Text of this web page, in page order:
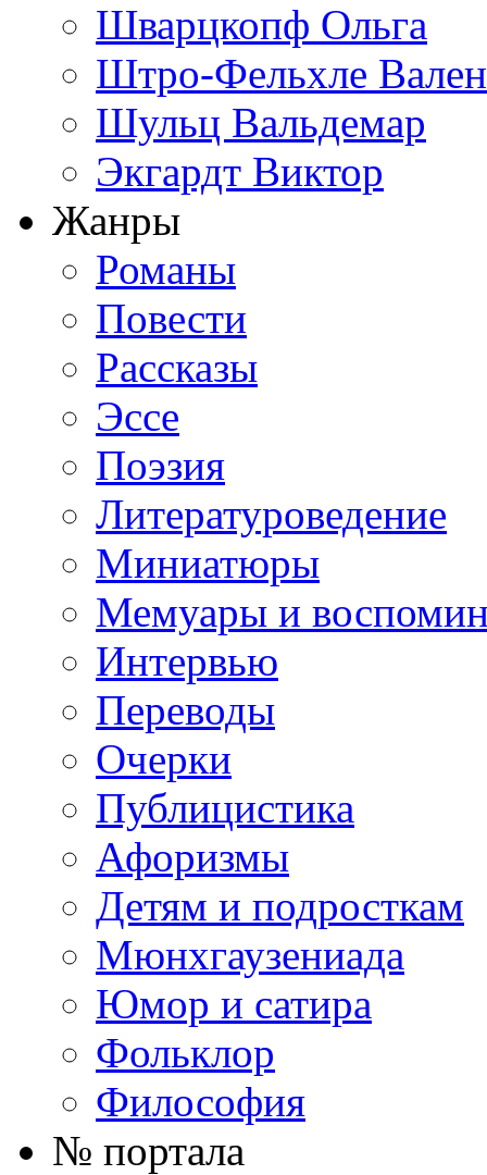
Шварцкопф Ольга
Штро-Фельхле
Шульц Вальдемар
Экгардт Виктор
Жанры
Романы
Повести
Рассказы
Эссе
Поэзия
Литературоведение
Миниатюры
Мемуары и
Интервью
Переводы
Очерки
Публицистика
Афоризмы
Детям и подросткам
Мюнхгаузениада
Юмор и сатира
Фольклор
Философия
№ портала